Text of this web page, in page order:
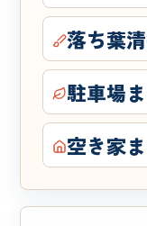
落ち葉
駐車場
空き家